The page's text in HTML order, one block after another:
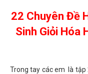
22 Chuyên Đề
Sinh Giỏi Hóa
Trong tay các em là tập